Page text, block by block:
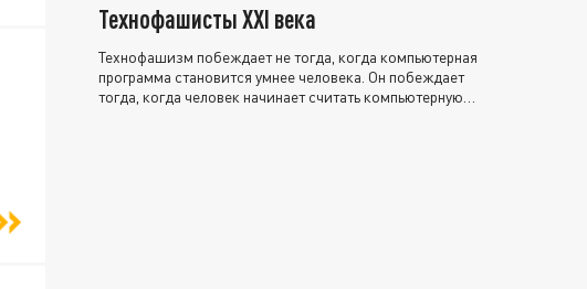
Технофашисты XXI века
Технофашизм побеждает не тогда, когда компьютерная
программа становится умнее человека. Он побеждает
тогда, когда человек начинает считать компьютерную